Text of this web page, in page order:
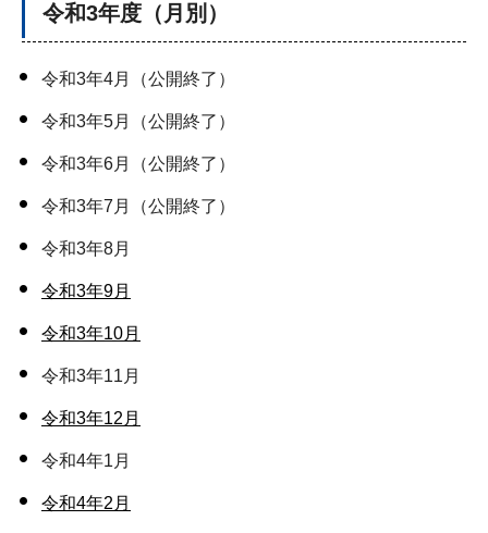
令和3年度（月別）
令和3年4月（公開終了）
令和3年5月（公開終了）
令和3年6月（公開終了）
令和3年7月（公開終了）
令和3年8月
令和3年9月
令和3年10月
令和3年11月
令和3年12月
令和4年1月
令和4年2月